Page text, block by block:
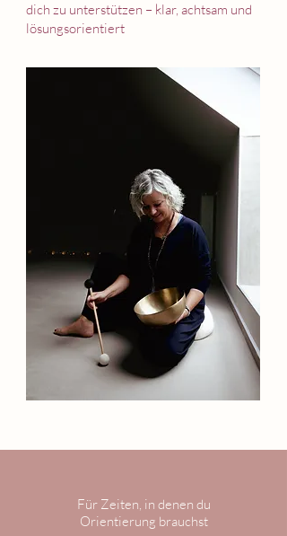
dich zu unterstützen – klar, achtsam und
lösungsorientiert
Für Zeiten, in denen du
Orientierung brauchst